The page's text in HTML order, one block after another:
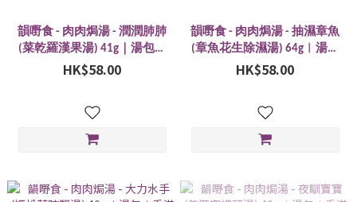
韻嘢食 - 肉肉焗湯 - 潤潤肺肺
(菜乾羅漢果湯) 41g｜湯包｜
香港製造
HK$58.00
韻嘢食 - 肉肉焗湯 - 抽濕章魚
(章魚花生除濕湯) 64g︱湯包
︱香港製造
HK$58.00